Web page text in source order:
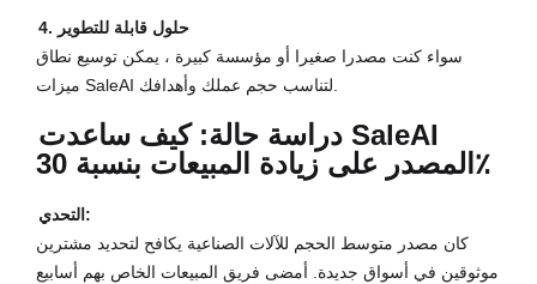
4. حلول قابلة للتطوير
سواء كنت مصدرا صغيرا أو مؤسسة كبيرة ، يمكن توسيع نطاق
ميزات SaleAI لتناسب حجم عملك وأهدافك.
دراسة حالة: كيف ساعدت SaleAI
المصدر على زيادة المبيعات بنسبة 30٪
التحدي:
كان مصدر متوسط الحجم للآلات الصناعية يكافح لتحديد مشترين
موثوقين في أسواق جديدة. أمضى فريق المبيعات الخاص بهم أسابيع